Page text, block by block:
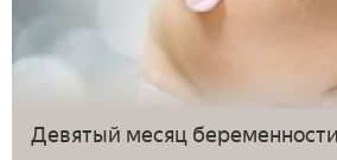
Девятый месяц беременности